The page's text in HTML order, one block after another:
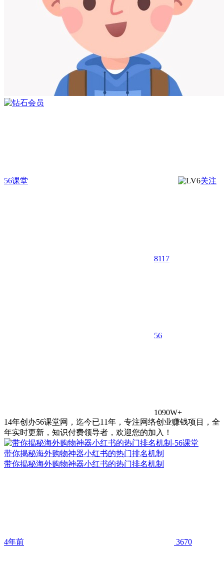
56课堂 关注
8117
56
1090W+
14年创办56课堂网，迄今已11年，专注网络创业赚钱项目，全
年实时更新，知识付费领导者，欢迎您的加入！
带你揭秘海外购物神器小红书的热门排名机制
带你揭秘海外购物神器小红书的热门排名机制
4年前 3670